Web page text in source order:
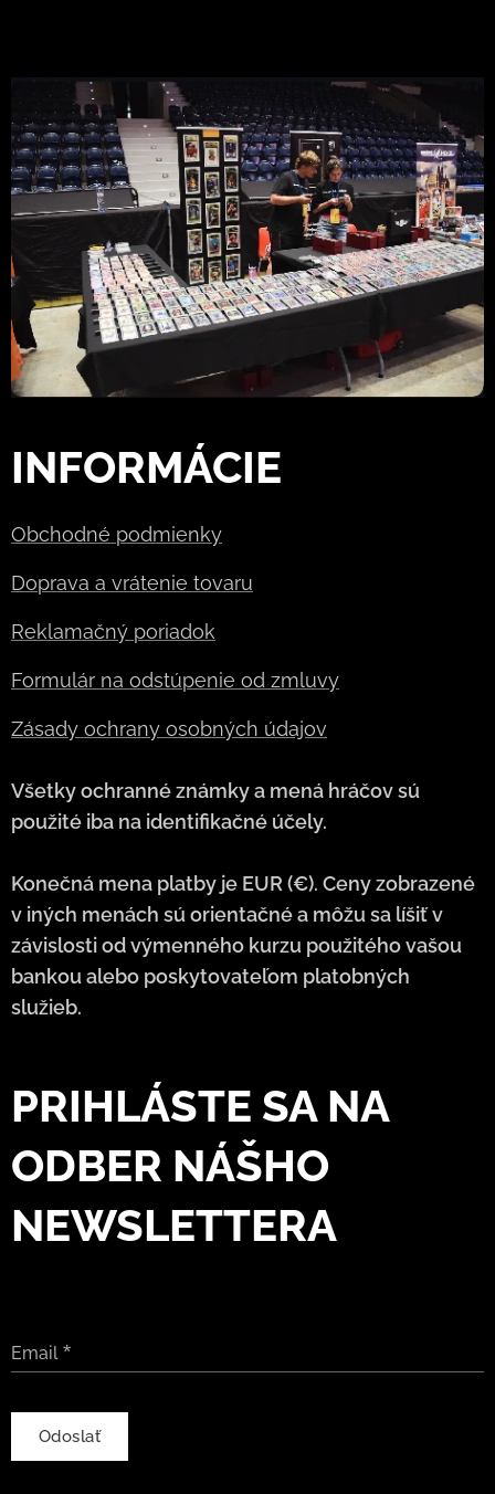
INFORMÁCIE
Obchodné podmienky
Doprava a vrátenie tovaru
Reklamačný poriadok
Formulár na odstúpenie od zmluvy
Zásady ochrany osobných údajov
Všetky ochranné známky a mená hráčov sú
použité iba na identifikačné účely.
Konečná mena platby je EUR (€). Ceny zobrazené
v iných menách sú orientačné a môžu sa líšiť v
závislosti od výmenného kurzu použitého vašou
bankou alebo poskytovateľom platobných
služieb.
PRIHLÁSTE SA NA
ODBER NÁŠHO
NEWSLETTERA
Email
Odoslať